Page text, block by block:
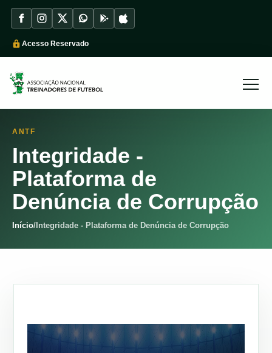
Acesso Reservado
ANTF
Integridade -
Plataforma de
Denúncia de Corrupção
Início/ Integridade - Plataforma de Denúncia de Corrupção